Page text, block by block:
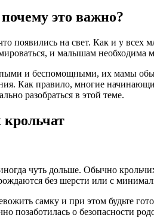
это важно?
появились на свет. Как и у
и малышам необходима
и беспомощными, их мамы
Как правило, многие
разобраться в этой теме.
чуть дольше. Обычно
без шерсти или с
самку и при этом
позаботилась о безопасности